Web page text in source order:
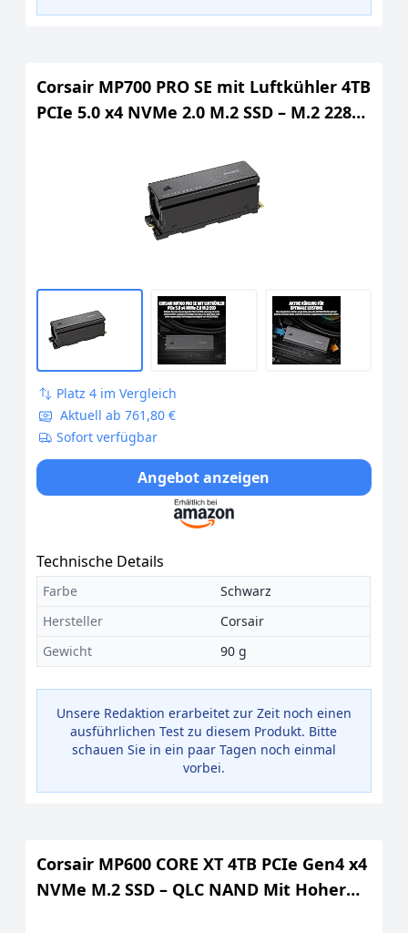
Corsair MP700 PRO SE mit Luftkühler 4TB
PCIe 5.0 x4 NVMe 2.0 M.2 SSD – M.2 2280
– Hochdichter 3D TLC NAND – Schwarz
Platz 4 im Vergleich
Aktuell ab 761,80 €
Sofort verfügbar
Angebot anzeigen
Technische Details
Farbe
Schwarz
Hersteller
Corsair
Gewicht
90 g
Unsere Redaktion erarbeitet zur Zeit noch einen
ausführlichen Test zu diesem Produkt. Bitte
schauen Sie in ein paar Tagen noch einmal
vorbei.
Corsair MP600 CORE XT 4TB PCIe Gen4 x4
NVMe M.2 SSD – QLC NAND Mit Hoher